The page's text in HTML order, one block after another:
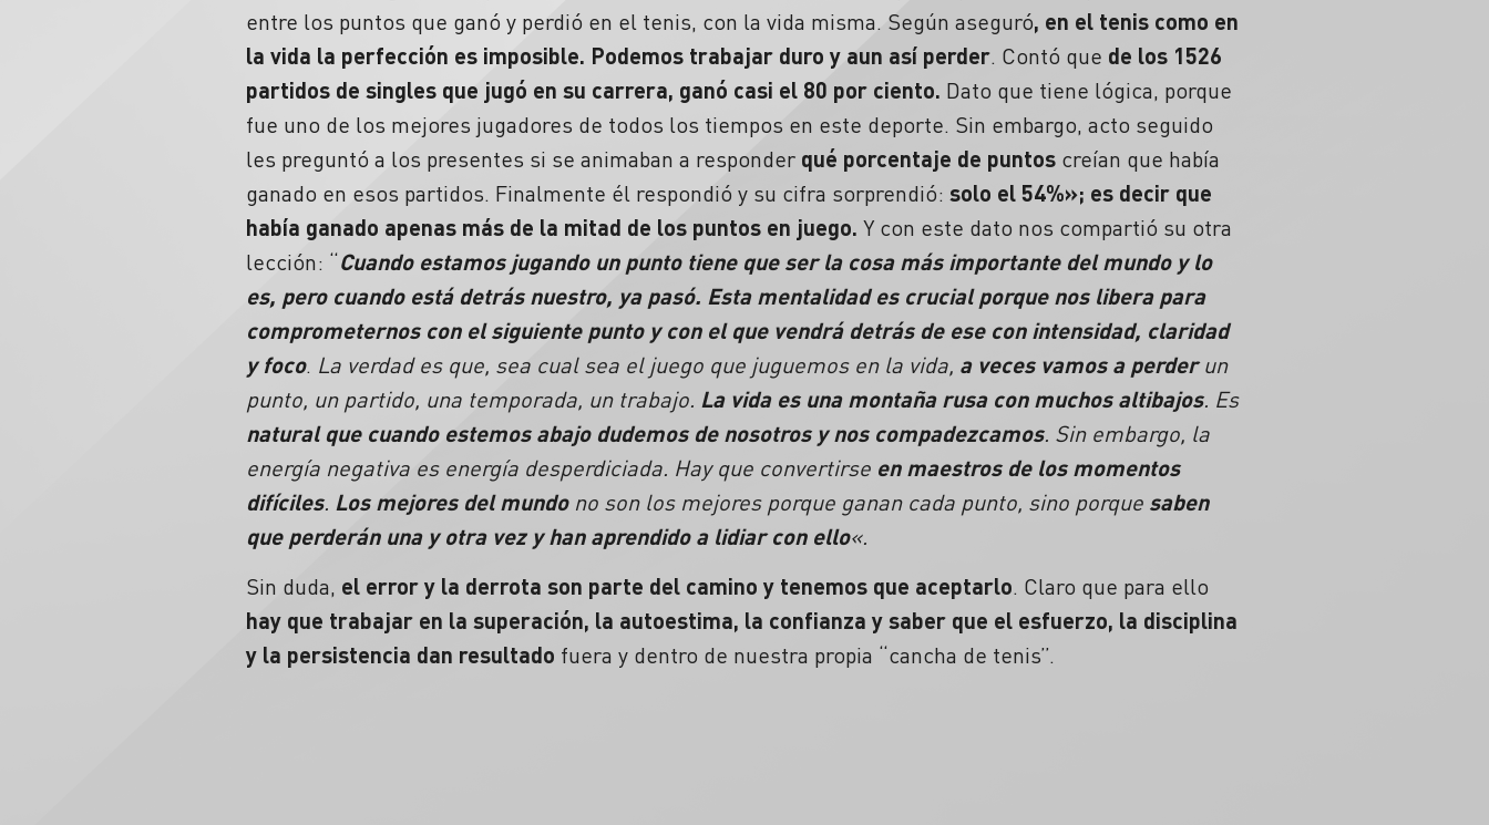
entre los puntos que ganó y perdió en el tenis, con la vida misma. Según aseguró, en el tenis como en
la vida la perfección es imposible. Podemos trabajar duro y aun así perder. Contó que de los 1526
partidos de singles que jugó en su carrera, ganó casi el 80 por ciento. Dato que tiene lógica, porque
fue uno de los mejores jugadores de todos los tiempos en este deporte. Sin embargo, acto seguido
les preguntó a los presentes si se animaban a responder qué porcentaje de puntos creían que había
ganado en esos partidos. Finalmente él respondió y su cifra sorprendió: solo el 54%»; es decir que
había ganado apenas más de la mitad de los puntos en juego. Y con este dato nos compartió su otra
lección: “Cuando estamos jugando un punto tiene que ser la cosa más importante del mundo y lo
es, pero cuando está detrás nuestro, ya pasó. Esta mentalidad es crucial porque nos libera para
comprometernos con el siguiente punto y con el que vendrá detrás de ese con intensidad, claridad
y foco. La verdad es que, sea cual sea el juego que juguemos en la vida, a veces vamos a perderun
punto, un partido, una temporada, un trabajo. La vida es una montaña rusa con muchos altibajos. Es
natural que cuando estemos abajo dudemos de nosotros y nos compadezcamos. Sin embargo, la
energía negativa es energía desperdiciada. Hay que convertirse en maestros de los momentos
difíciles. Los mejores del mundono son los mejores porque ganan cada punto, sino porque saben
que perderán una y otra vez y han aprendido a lidiar con ello«.
Sin duda, el error y la derrota son parte del camino y tenemos que aceptarlo. Claro que para ello
hay que trabajar en la superación, la autoestima, la confianza y saber que el esfuerzo, la disciplina
y la persistencia dan resultado fuera y dentro de nuestra propia “cancha de tenis”.